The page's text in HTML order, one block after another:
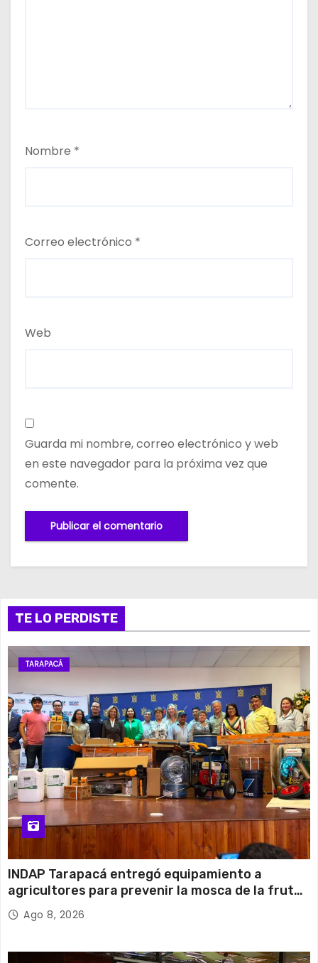
Nombre *
Correo electrónico *
Web
Guarda mi nombre, correo electrónico y web
en este navegador para la próxima vez que
comente.
TE LO PERDISTE
TARAPACÁ
INDAP Tarapacá entregó equipamiento a
agricultores para prevenir la mosca de la fruta
en Pica
Ago 8, 2026